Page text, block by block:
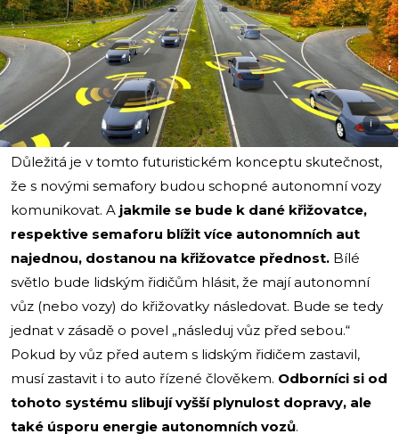
i
Důležitá je v tomto futuristickém konceptu skutečnost,
že s novými semafory budou schopné autonomní vozy
komunikovat. A jakmile se bude k dané křižovatce,
respektive semaforu blížit více autonomních aut
najednou, dostanou na křižovatce přednost. Bílé
světlo bude lidským řidičům hlásit, že mají autonomní
vůz (nebo vozy) do křižovatky následovat. Bude se tedy
jednat v zásadě o povel „následuj vůz před sebou.“
Pokud by vůz před autem s lidským řidičem zastavil,
musí zastavit i to auto řízené člověkem. Odborníci si od
tohoto systému slibují vyšší plynulost dopravy, ale
také úsporu energie autonomních vozů.